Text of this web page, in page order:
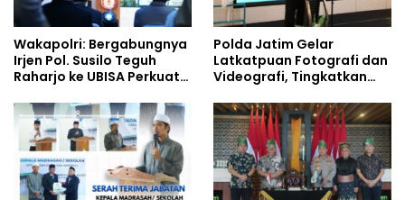
Wakapolri: Bergabungnya
Irjen Pol. Susilo Teguh
Raharjo ke UBISA Perkuat
Studi Kepolisian
Polda Jatim Gelar
Latkatpuan Fotografi dan
Videografi, Tingkatkan
Era Digital